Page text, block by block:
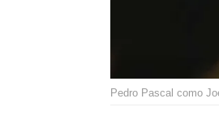
Pedro Pascal como